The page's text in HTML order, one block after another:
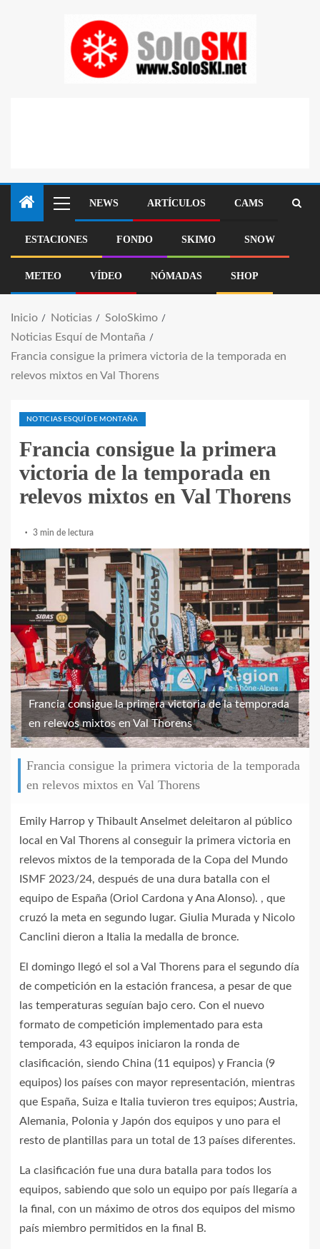
NEWS ARTÍCULOS CAMS
ESTACIONES FONDO SKIMO SNOW
METEO VÍDEO NÓMADAS SHOP
Inicio Noticias
SoloSkimo
Noticias Esquí de Montaña
Francia consigue la primera victoria de la temporada en
relevos mixtos en Val Thorens
NOTICIAS ESQUÍ DE MONTAÑA
Francia consigue la primera
victoria de la temporada en
relevos mixtos en Val Thorens
3 min de lectura
Francia consigue la primera victoria de la temporada
en relevos mixtos en Val Thorens
Francia consigue la primera victoria de la temporada
en relevos mixtos en Val Thorens
Emily Harrop y Thibault Anselmet deleitaron al público
local en Val Thorens al conseguir la primera victoria en
relevos mixtos de la temporada de la Copa del Mundo
ISMF 2023/24, después de una dura batalla con el
equipo de España (Oriol Cardona y Ana Alonso). , que
cruzó la meta en segundo lugar. Giulia Murada y Nicolo
Canclini dieron a Italia la medalla de bronce.
El domingo llegó el sol a Val Thorens para el segundo día
de competición en la estación francesa, a pesar de que
las temperaturas seguían bajo cero. Con el nuevo
formato de competición implementado para esta
temporada, 43 equipos iniciaron la ronda de
clasificación, siendo China (11 equipos) y Francia (9
equipos) los países con mayor representación, mientras
que España, Suiza e Italia tuvieron tres equipos; Austria,
Alemania, Polonia y Japón dos equipos y uno para el
resto de plantillas para un total de 13 países diferentes.
La clasificación fue una dura batalla para todos los
equipos, sabiendo que solo un equipo por país llegaría a
la final, con un máximo de otros dos equipos del mismo
país miembro permitidos en la final B.